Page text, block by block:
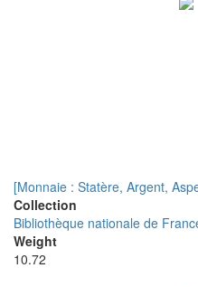
[Monnaie : Statère, Argent,
Collection
Bibliothèque nationale de
Weight
10.72